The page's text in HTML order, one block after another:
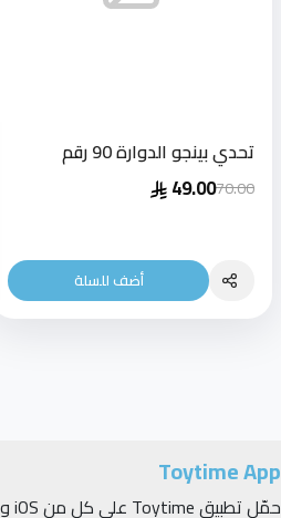
تحدي بينجو الدوارة 90 رقم
70.00
49.00
أضف للسلة
Toytime App